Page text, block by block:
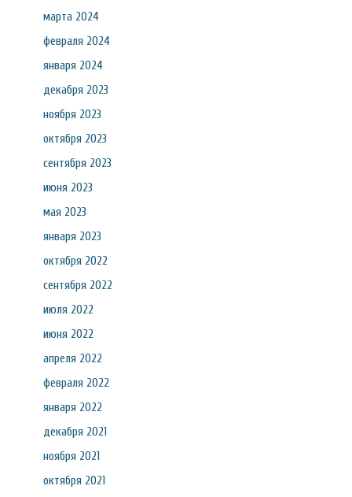
марта 2024
февраля 2024
января 2024
декабря 2023
ноября 2023
октября 2023
сентября 2023
июня 2023
мая 2023
января 2023
октября 2022
сентября 2022
июля 2022
июня 2022
апреля 2022
февраля 2022
января 2022
декабря 2021
ноября 2021
октября 2021